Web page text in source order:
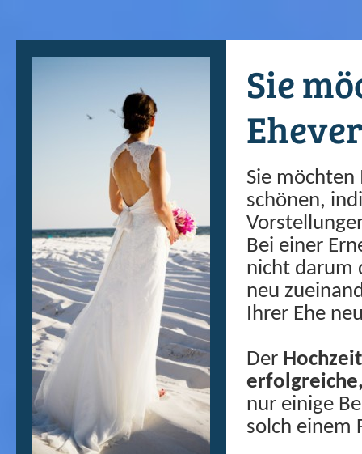
Sie
Sie möchten
schönen,
Bei einer
nicht darum
neu
Ihrer Ehe
Der
nur einige
solch einem